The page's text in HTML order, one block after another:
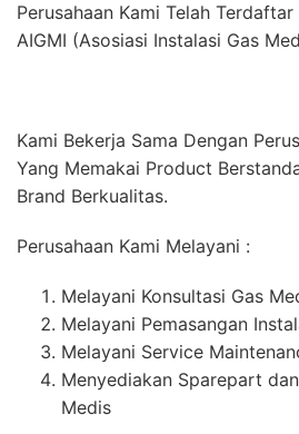
Perusahaan Kami Telah
AIGMI (Asosiasi Instalasi Gas
Kami Bekerja Sama Dengan
Yang Memakai Product
Brand Berkualitas.
Perusahaan Kami Melayani :
Melayani Konsultasi Gas
Melayani Pemasangan
Melayani Service
Menyediakan Sparepart
Medis